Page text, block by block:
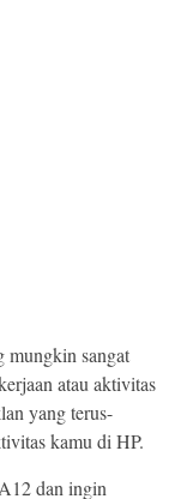
mungkin sangat
atau aktivitas
yang terus-
kamu di HP.
dan ingin